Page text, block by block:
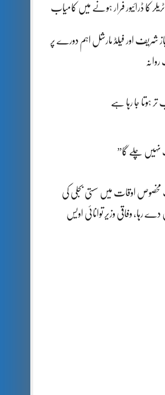
کا ڈرائیور فرار ہونے میں کامیاب
شریف اور فیلڈ مارشل اہم دورے پر
ہوتا جا رہا ہے
نہیں چلے گا”
مخصوص اوقات میں سستی بجلی کی
رہا، وفاقی وزیر توانائی اویس